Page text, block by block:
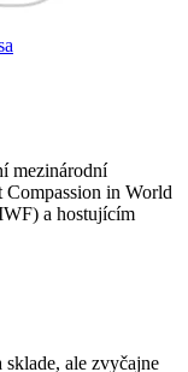
mezinárodní
Compassion in World
a hostujícím
sklade, ale zvyčajne